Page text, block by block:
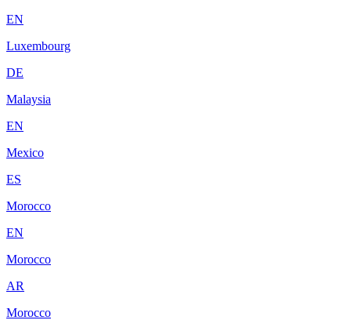
EN
Luxembourg
DE
Malaysia
EN
Mexico
ES
Morocco
EN
Morocco
AR
Morocco